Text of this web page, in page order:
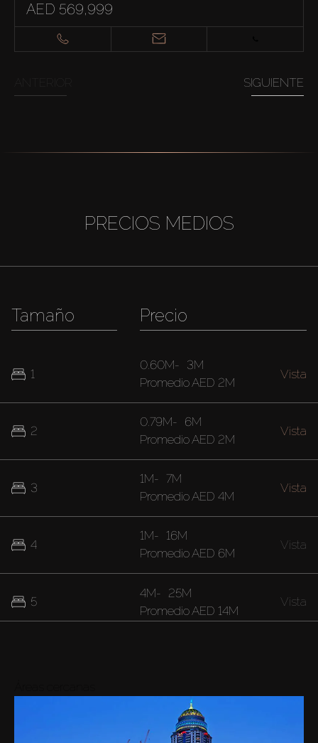
AED 569,999
SIGUIENTE
PRECIOS MEDIOS
Tamaño
1
2
3
4
5
Precio
0.60M- 3M
PromedioAED 2M
Vista
0.79M- 6M
PromedioAED 2M
Vista
1M- 7M
PromedioAED 4M
Vista
1M- 16M
PromedioAED 6M
Vista
4M- 25M
PromedioAED 14M
Vista